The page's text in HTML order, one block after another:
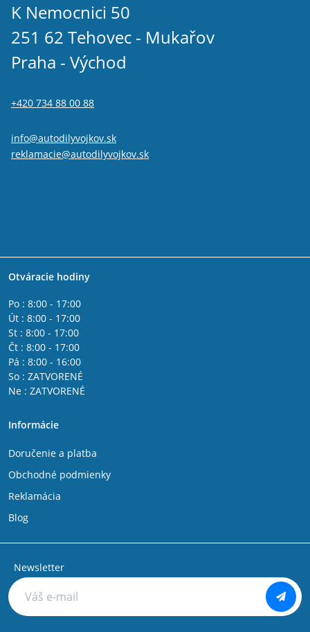
K Nemocnici 50
251 62 Tehovec - Mukařov
Praha - Východ
+420 734 88 00 88
info@autodilyvojkov.sk
reklamacie@autodilyvojkov.sk
Otváracie hodiny
Po : 8:00 - 17:00
Út : 8:00 - 17:00
St : 8:00 - 17:00
Čt : 8:00 - 17:00
Pá : 8:00 - 16:00
So : ZATVORENÉ
Ne : ZATVORENÉ
Informácie
Doručenie a platba
Obchodné podmienky
Reklamácia
Blog
Newsletter